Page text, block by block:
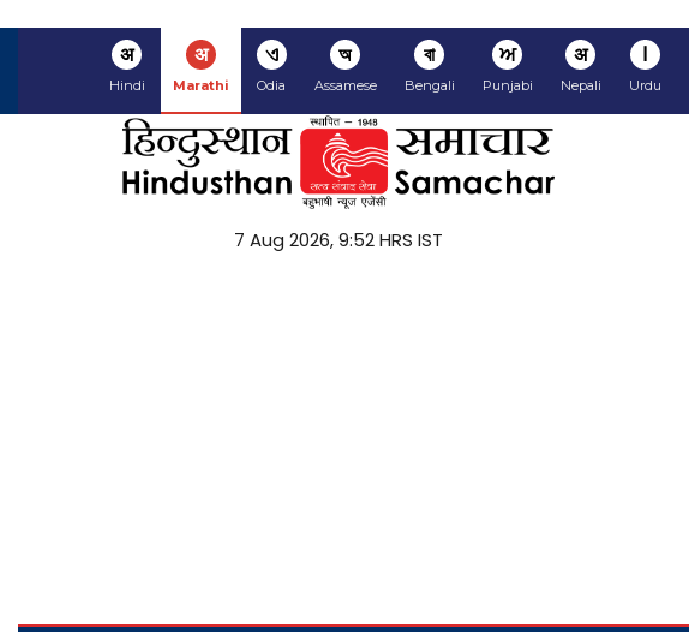
अ
Hindi
अ
Marathi
ଏ
Odia
অ
Assamese
বা
Bengali
ਅ
Punjabi
अ
Nepali
ا
Urdu
7 Aug 2026, 9:52 HRS IST